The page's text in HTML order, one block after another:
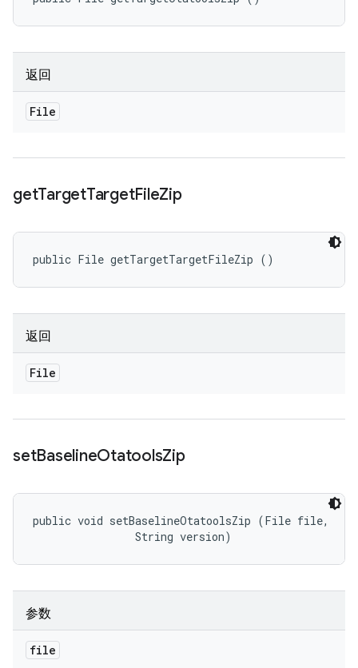
返回
File
getTargetTargetFileZip
public File getTargetTargetFileZip ()
返回
File
setBaselineOtatoolsZip
public void setBaselineOtatoolsZip (File file,
                String version)
参数
file